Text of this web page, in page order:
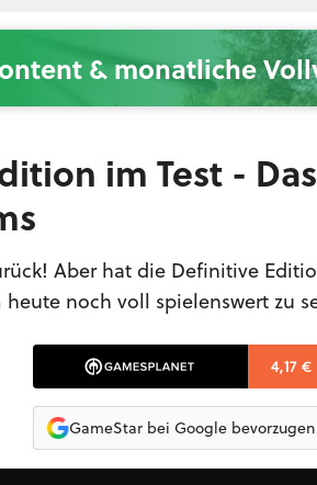
& monatliche
im Test - Das
Aber hat die Definitive
noch voll spielenswert zu
4,17 €
GameStar bei Google bevorzugen
6:17